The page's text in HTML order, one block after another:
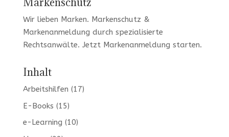
Wir lieben Marken. Markenschutz &
Markenanmeldung durch spezialisierte
Rechtsanwälte. Jetzt Markenanmeldung starten.
Inhalt
Arbeitshilfen (17)
E-Books (15)
e-Learning (10)